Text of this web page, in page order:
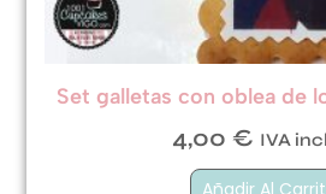
Set galletas con oblea de
4,00 € IVA
Añadir Al